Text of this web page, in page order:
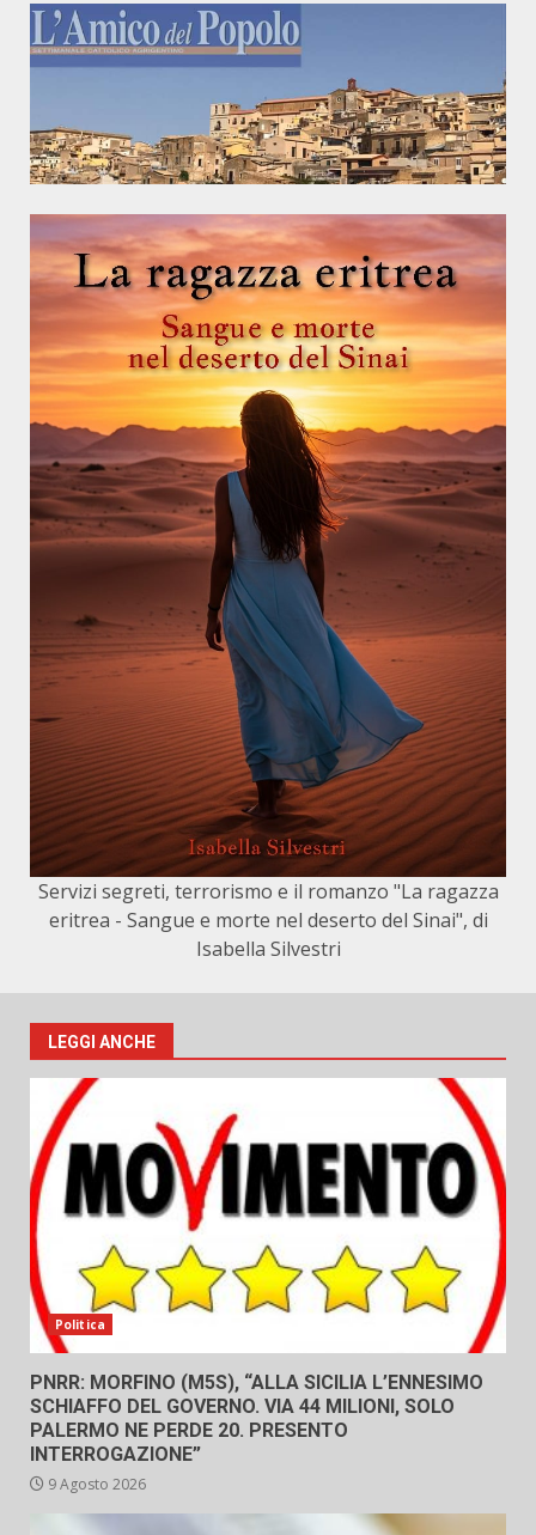
Servizi segreti, terrorismo e il romanzo "La ragazza
eritrea - Sangue e morte nel deserto del Sinai", di
Isabella Silvestri
LEGGI ANCHE
Politica
PNRR: MORFINO (M5S), “ALLA SICILIA L’ENNESIMO
SCHIAFFO DEL GOVERNO. VIA 44 MILIONI, SOLO
PALERMO NE PERDE 20. PRESENTO
INTERROGAZIONE”
9 Agosto 2026